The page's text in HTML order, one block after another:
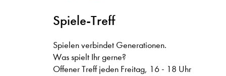
Spiele-Treff
Spielen verbindet Generationen.
Was spielt Ihr gerne?
Offener Treff jeden Freitag, 16 - 18 Uhr